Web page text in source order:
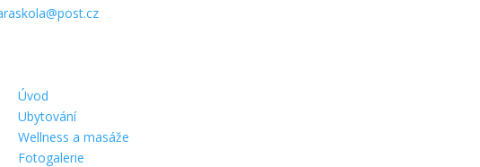
Úvod
Ubytování
Wellness a masáže
Fotogalerie